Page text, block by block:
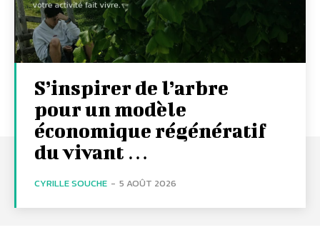
S’inspirer de l’arbre
pour un modèle
économique régénératif
du vivant …
CYRILLE SOUCHE - 5 AOÛT 2026